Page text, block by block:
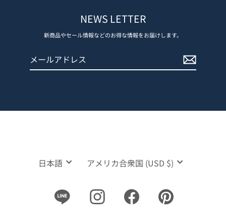
NEWS LETTER
新商品やセール情報などのお得な情報をお届けします。
言
日本語
通
アメリカ合衆国 (USD $)
Instagram Facebook